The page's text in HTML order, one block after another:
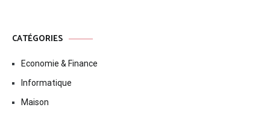
CATÉGORIES
Economie & Finance
Informatique
Maison